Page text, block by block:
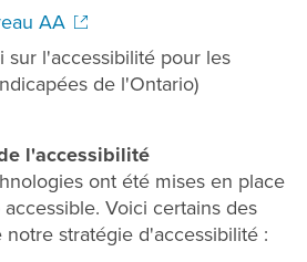
AA
sur l'accessibilité pour les
de l'Ontario)
l'accessibilité
ont été mises en place
Voici certains des
stratégie d'accessibilité :